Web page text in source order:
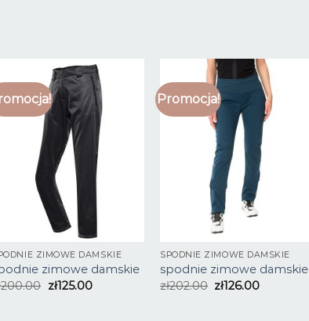
ZIMOWE DAMSKIE
zimowe damskie
200.00 zł125.00
Promocja!
SPODNIE ZIMOWE DAMSKIE
spodnie zimowe damskie
zł202.00 zł126.00